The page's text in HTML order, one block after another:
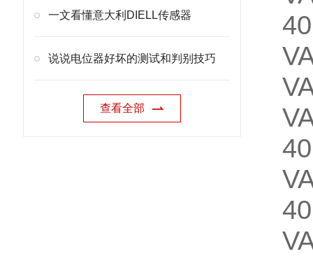
一文看懂意大利DIELL传感器
说说电位器好坏的测试和判别技巧
查看全部